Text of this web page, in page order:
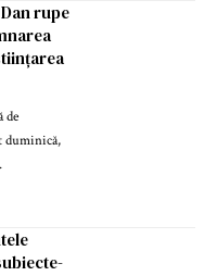
rupe
de
duminică,